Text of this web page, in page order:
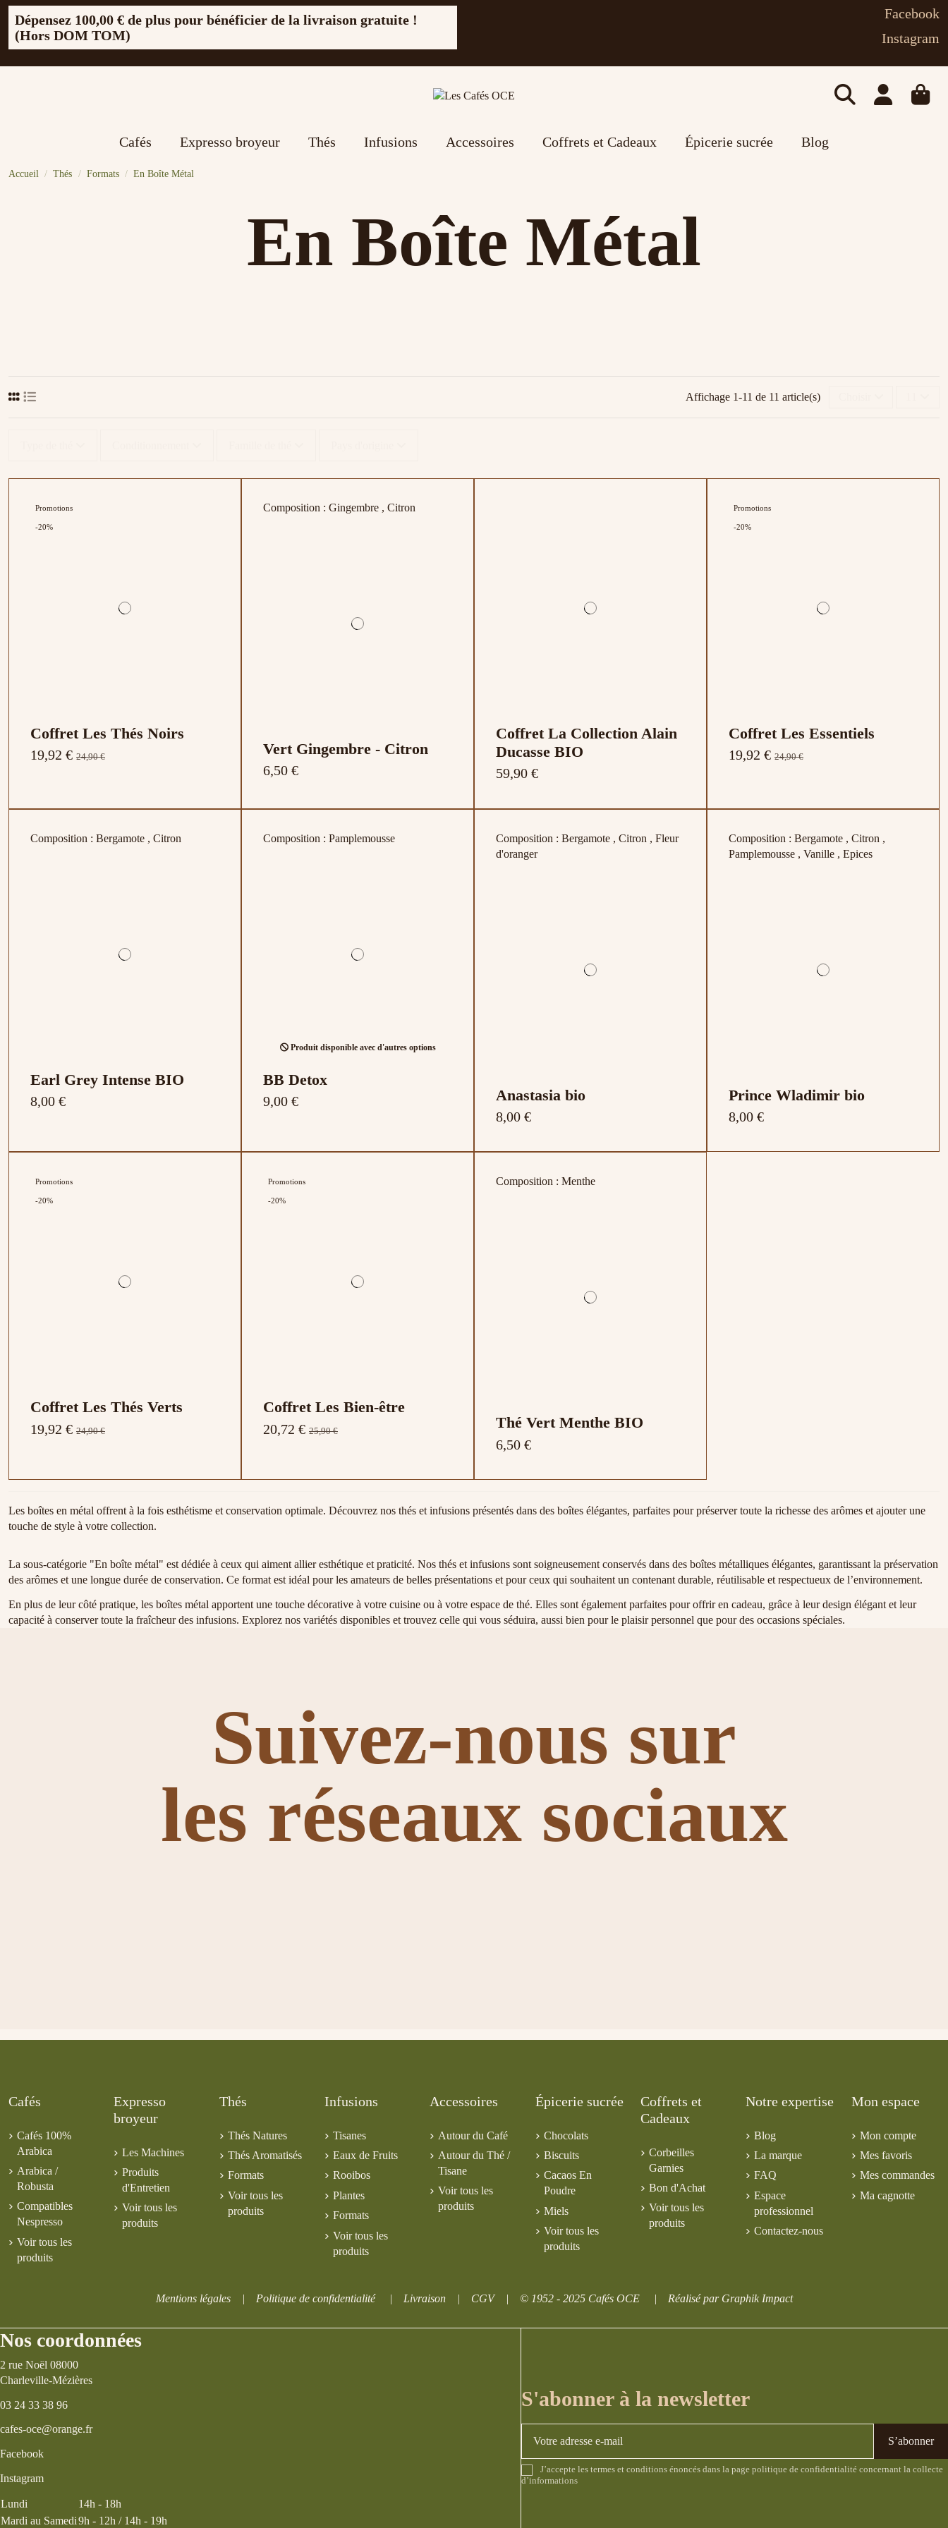
Dépensez 100,00 € de plus pour bénéficier de la livraison gratuite !
(Hors DOM TOM)
Facebook
Instagram
Cafés Expresso broyeur Thés Infusions Accessoires Coffrets et Cadeaux Épicerie sucrée Blog
Accueil Thés Formats En Boîte Métal
En Boîte Métal
Affichage 1-11 de 11 article(s)
Promotions
-20%
Coffret Les Thés Noirs
19,92 € 24,90 €
Composition : Gingembre , Citron
Vert Gingembre - Citron
6,50 €
Coffret La Collection Alain
Ducasse BIO
59,90 €
Promotions
-20%
Coffret Les Essentiels
19,92 € 24,90 €
Composition : Bergamote , Citron
Earl Grey Intense BIO
8,00 €
Composition : Pamplemousse
Produit disponible avec d'autres options
BB Detox
9,00 €
Composition : Bergamote , Citron , Fleur
d'oranger
Anastasia bio
8,00 €
Composition : Bergamote , Citron ,
Pamplemousse , Vanille , Epices
Prince Wladimir bio
8,00 €
Promotions
-20%
Coffret Les Thés Verts
19,92 € 24,90 €
Promotions
-20%
Coffret Les Bien-être
20,72 € 25,90 €
Composition : Menthe
Thé Vert Menthe BIO
6,50 €
Les boîtes en métal offrent à la fois esthétisme et conservation optimale. Découvrez nos thés et infusions présentés dans des boîtes élégantes, parfaites pour préserver toute la richesse des arômes et ajouter une
touche de style à votre collection.
La sous-catégorie "En boîte métal" est dédiée à ceux qui aiment allier esthétique et praticité. Nos thés et infusions sont soigneusement conservés dans des boîtes métalliques élégantes, garantissant la préservation
des arômes et une longue durée de conservation. Ce format est idéal pour les amateurs de belles présentations et pour ceux qui souhaitent un contenant durable, réutilisable et respectueux de l’environnement.
En plus de leur côté pratique, les boîtes métal apportent une touche décorative à votre cuisine ou à votre espace de thé. Elles sont également parfaites pour offrir en cadeau, grâce à leur design élégant et leur
capacité à conserver toute la fraîcheur des infusions. Explorez nos variétés disponibles et trouvez celle qui vous séduira, aussi bien pour le plaisir personnel que pour des occasions spéciales.
Suivez-nous sur
les réseaux sociaux
Cafés
Cafés 100%
Arabica
Arabica /
Robusta
Compatibles
Nespresso
Voir tous les
produits
Expresso
broyeur
Les Machines
Produits
d'Entretien
Voir tous les
produits
Thés
Thés Natures
Thés Aromatisés
Formats
Voir tous les
produits
Infusions
Tisanes
Eaux de Fruits
Rooibos
Plantes
Formats
Voir tous les
produits
Accessoires
Autour du Café
Autour du Thé /
Tisane
Voir tous les
produits
Épicerie sucrée
Chocolats
Biscuits
Cacaos En
Poudre
Miels
Voir tous les
produits
Coffrets et
Cadeaux
Corbeilles
Garnies
Bon d'Achat
Voir tous les
produits
Notre expertise
Blog
La marque
FAQ
Espace
professionnel
Contactez-nous
Mon espace
Mon compte
Mes favoris
Mes commandes
Ma cagnotte
Mentions légales| Politique de confidentialité| Livraison| CGV| © 1952 - 2025 Cafés OCE| Réalisé par Graphik Impact
Nos coordonnées
2 rue Noël 08000
Charleville-Mézières
03 24 33 38 96
cafes-oce@orange.fr
Facebook
Instagram
Lundi
14h - 18h
Mardi au Samedi9h - 12h / 14h - 19h
S'abonner à la newsletter
J’accepte les termes et conditionsénoncés dans la page politique de confidentialité concernant la collecte
d’informations